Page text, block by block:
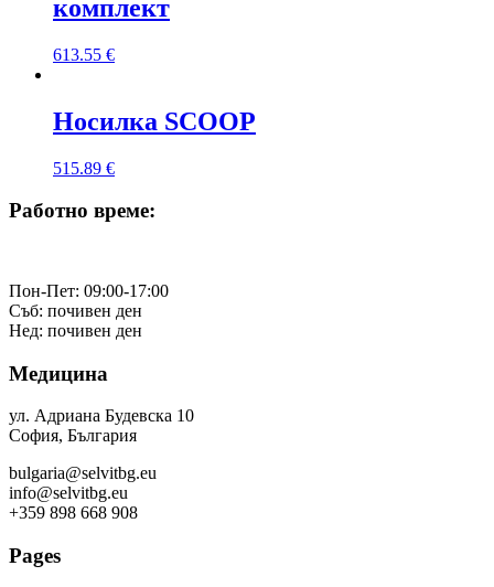
комплект
613.55 €
Носилка SCOOP
515.89 €
Работно време:
Пон-Пет: 09:00-17:00
Съб: почивен ден
Нед: почивен ден
Медицина
ул. Адриана Будевска 10
София, България
bulgaria@selvitbg.eu
info@selvitbg.eu
+359 898 668 908
Pages